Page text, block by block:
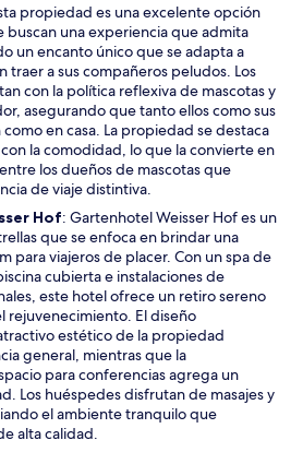
n
a
n
u
e
v
a
v
e
n
t
a
n
a
propiedad es una excelente opción
buscan una experiencia que admita
un encanto único que se adapta a
traer a sus compañeros peludos. Los
con la política reflexiva de mascotas y
asegurando que tanto ellos como sus
como en casa. La propiedad se destaca
la comodidad, lo que la convierte en
los dueños de mascotas que
de viaje distintiva.
HofS
e
a
b
r
i
r
á
e
n
u
n
: Gartenhotel Weisser Hof es un
que se enfoca en brindar una
para viajeros de placer. Con un spa de
cubierta e instalaciones de
este hotel ofrece un retiro sereno
rejuvenecimiento. El diseño
estético de la propiedad
general, mientras que la
para conferencias agrega un
Los huéspedes disfrutan de masajes y
el ambiente tranquilo que
alta calidad.